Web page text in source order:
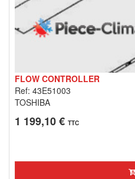
FLOW CONTROLLER
Ref: 43E51003
TOSHIBA
1 199,10 € TTC